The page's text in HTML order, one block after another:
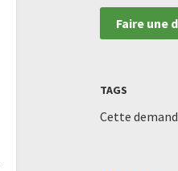
Faire une
TAGS
Cette